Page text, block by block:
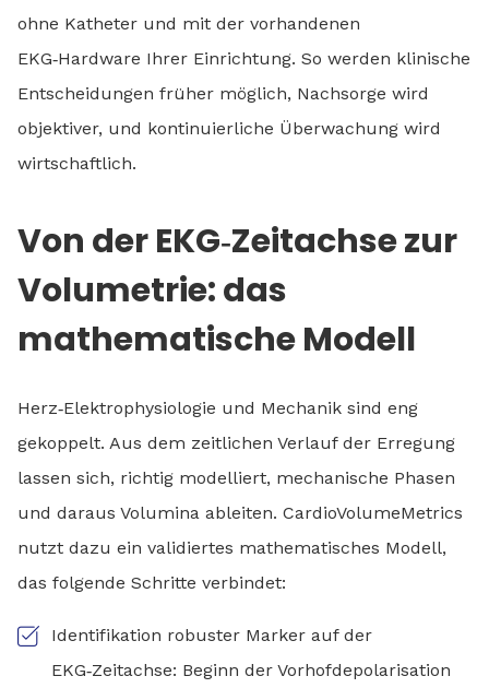
ohne Katheter und mit der vorhandenen
EKG‑Hardware Ihrer Einrichtung. So werden klinische
Entscheidungen früher möglich, Nachsorge wird
objektiver, und kontinuierliche Überwachung wird
wirtschaftlich.
Von der EKG‑Zeitachse zur
Volumetrie: das
mathematische Modell
Herz‑Elektrophysiologie und Mechanik sind eng
gekoppelt. Aus dem zeitlichen Verlauf der Erregung
lassen sich, richtig modelliert, mechanische Phasen
und daraus Volumina ableiten. CardioVolumeMetrics
nutzt dazu ein validiertes mathematisches Modell,
das folgende Schritte verbindet:
Identifikation robuster Marker auf der
EKG‑Zeitachse: Beginn der Vorhofdepolarisation